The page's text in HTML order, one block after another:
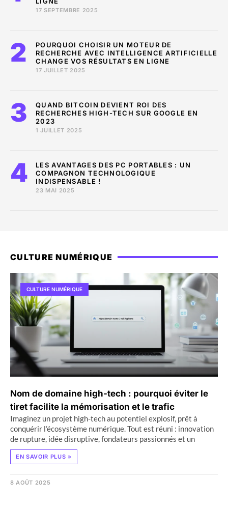
17 SEPTEMBRE 2025
POURQUOI CHOISIR UN MOTEUR DE
RECHERCHE AVEC INTELLIGENCE ARTIFICIELLE
CHANGE VOS RÉSULTATS EN LIGNE
17 JUILLET 2025
QUAND BITCOIN DEVIENT ROI DES
RECHERCHES HIGH-TECH SUR GOOGLE EN
2023
1 JUILLET 2025
LES AVANTAGES DES PC PORTABLES : UN
COMPAGNON TECHNOLOGIQUE
INDISPENSABLE !
23 MAI 2025
CULTURE NUMÉRIQUE
CULTURE NUMÉRIQUE
Nom de domaine high-tech : pourquoi éviter le
tiret facilite la mémorisation et le trafic
Imaginez un projet high-tech au potentiel explosif, prêt à
conquérir l’écosystème numérique. Tout est réuni : innovation
de rupture, idée disruptive, fondateurs passionnés et un
EN SAVOIR PLUS »
8 AOÛT 2025